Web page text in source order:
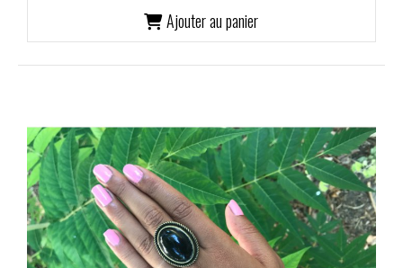
Ajouter au panier